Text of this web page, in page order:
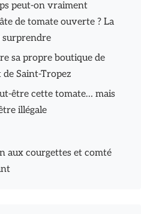
peut-on vraiment
de tomate ouverte ? La
surprendre
sa propre boutique de
de Saint-Tropez
être cette tomate… mais
illégale
aux courgettes et comté